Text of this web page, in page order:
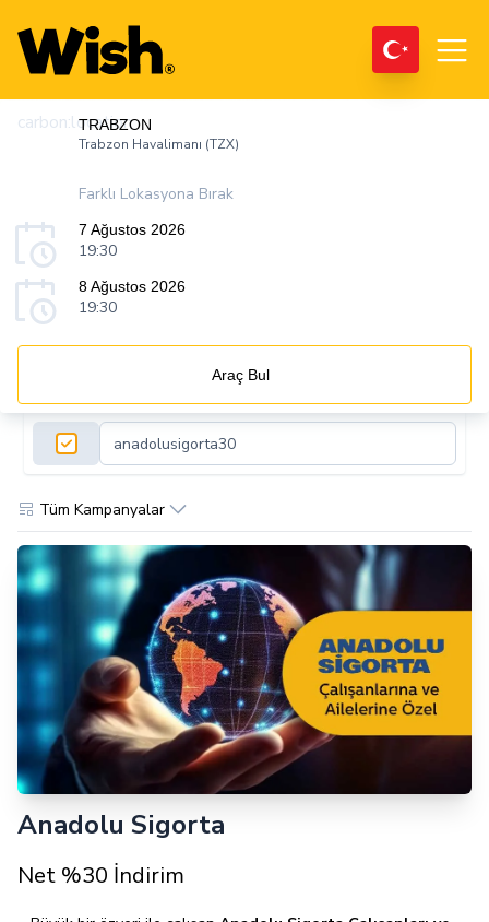
carbon:location
TRABZON
Trabzon Havalimanı (TZX)
Farklı Lokasyona Bırak
7 Ağustos 2026
19:30
8 Ağustos 2026
19:30
Araç Bul
Tüm Kampanyalar
Anadolu Sigorta
Net %30 İndirim